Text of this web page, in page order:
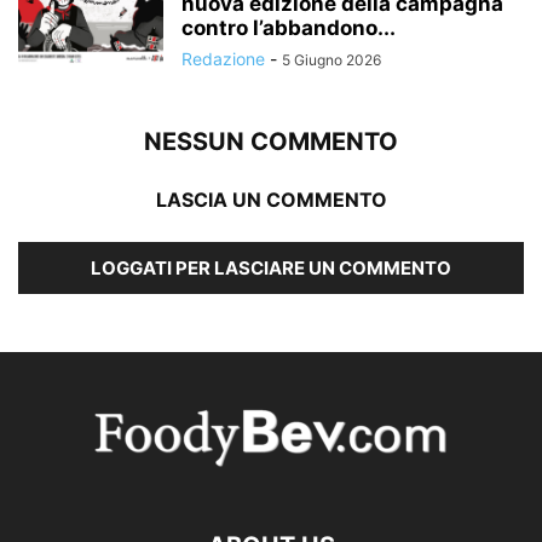
contro l’abbandono...
Redazione - 5 Giugno 2026
NESSUN COMMENTO
LASCIA UN COMMENTO
LOGGATI PER LASCIARE UN COMMENTO